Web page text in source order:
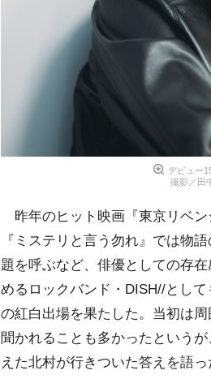
デビュー
撮影／田
昨年のヒット映画『東京リベン
『ミステリと言う勿れ』では物
題を呼ぶなど、俳優としての存
めるロックバンド・DISH//とし
の紅白出場を果たした。当初は
聞かれることも多かったという
えた北村が行きついた答えを語っ